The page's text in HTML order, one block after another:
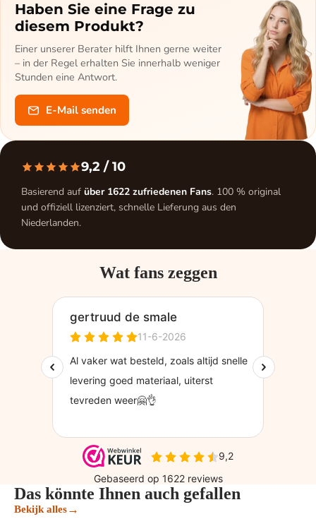
Haben Sie eine Frage zu
diesem Produkt?
Einer unserer Berater hilft Ihnen gerne weiter
– in der Regel erhalten Sie innerhalb weniger
Stunden eine Antwort.
E-Mail senden
9,2/ 10
Basierend auf über 1622 zufriedenen Fans. 100 % original
und offiziell lizenziert, schnelle Lieferung aus den
Niederlanden.
Wat fans zeggen
Das könnte Ihnen auch gefallen
Bekijk alles→